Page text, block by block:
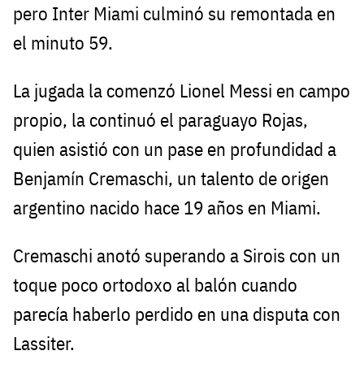
pero Inter Miami culminó su remontada en
el minuto 59.
La jugada la comenzó Lionel Messi en campo
propio, la continuó el paraguayo Rojas,
quien asistió con un pase en profundidad a
Benjamín Cremaschi, un talento de origen
argentino nacido hace 19 años en Miami.
Cremaschi anotó superando a Sirois con un
toque poco ortodoxo al balón cuando
parecía haberlo perdido en una disputa con
Lassiter.